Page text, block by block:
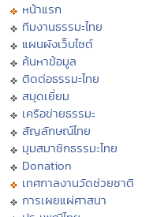
หน้าแรก
ทีมงานธรรมะไทย
แผนผังเว็บไซต์
ค้นหาข้อมูล
ติดต่อธรรมะไทย
สมุดเยี่ยม
เครือข่ายธรรมะ
สัญลักษณ์ไทย
มุมสมาชิกธรรมะไทย
Donation
เทศกาลงานวัดช่วยชาติ
การเผยแผ่ศาสนา